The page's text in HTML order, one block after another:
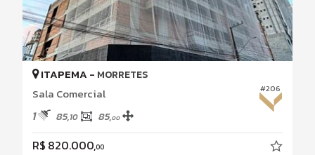
#206
ITAPEMA - MORRETES
Sala Comercial
1 85,10 85,00
R$ 820.000,00